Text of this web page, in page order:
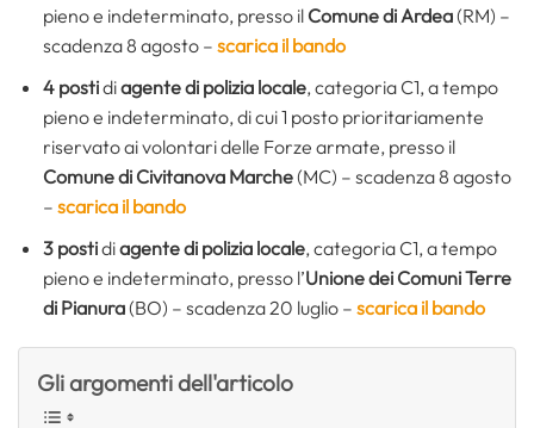
pieno e indeterminato, presso il Comune di Ardea(RM) –
scadenza 8 agosto – scarica il bando
4 postidiagente di polizia locale, categoria C1, a tempo
pieno e indeterminato, di cui 1 posto prioritariamente
riservato ai volontari delle Forze armate, presso il
Comune di Civitanova Marche(MC) – scadenza 8 agosto
– scarica il bando
3 postidiagente di polizia locale, categoria C1, a tempo
pieno e indeterminato, presso l’Unione dei Comuni Terre
di Pianura(BO) – scadenza 20 luglio – scarica il bando
Gli argomenti dell'articolo